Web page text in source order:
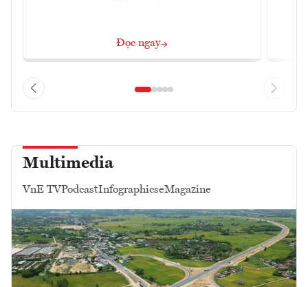
Đọc ngay
Multimedia
VnE TVPodcastInfographicseMagazine